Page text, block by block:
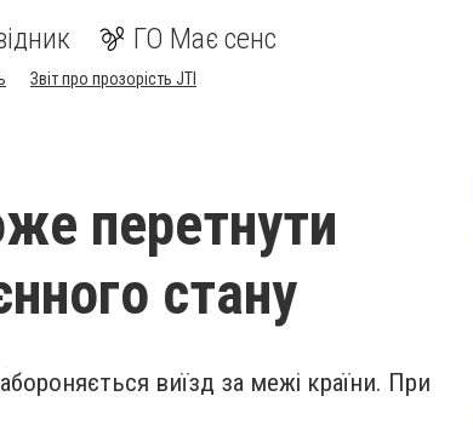
ГО Має сенс
Звіт про прозорість JTI
перетнути
стану
виїзд за межі країни. При